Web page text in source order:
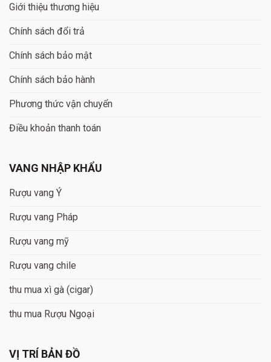
Giới thiệu thương hiệu
Chính sách đổi trả
Chính sách bảo mật
Chính sách bảo hành
Phương thức vận chuyển
Điều khoản thanh toán
VANG NHẬP KHẨU
Rượu vang Ý
Rượu vang Pháp
Rượu vang mỹ
Rượu vang chile
thu mua xì gà (cigar)
thu mua Rượu Ngoại
VỊ TRÍ BẢN ĐỒ